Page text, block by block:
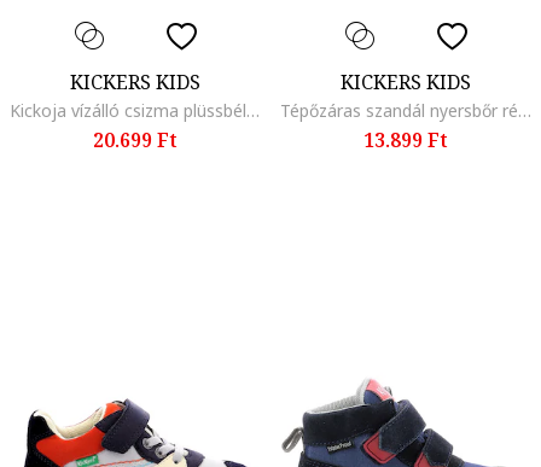
KICKERS KIDS
Kickoja vízálló csizma plüssbéléssel, Sárga/Kék
20.699 Ft
KICKERS KIDS
Tépőzáras szandál nyersbőr részletekkel, Kék/Tengerészkék
13.899 Ft